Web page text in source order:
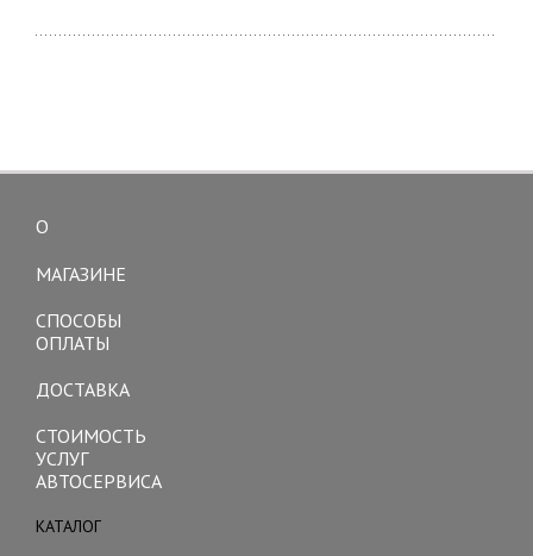
О
МАГАЗИНЕ
СПОСОБЫ
ОПЛАТЫ
ДОСТАВКА
СТОИМОСТЬ
УСЛУГ
АВТОСЕРВИСА
КАТАЛОГ